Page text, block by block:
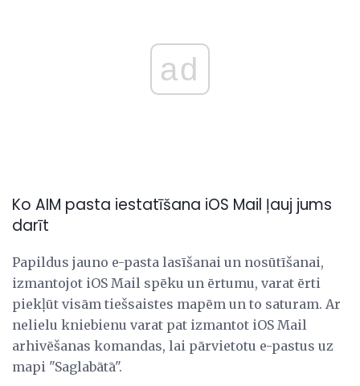
ad
Ko AIM pasta iestatīšana iOS Mail ļauj jums
darīt
Papildus jauno e-pasta lasīšanai un nosūtīšanai,
izmantojot iOS Mail spēku un ērtumu, varat ērti
piekļūt visām tiešsaistes mapēm un to saturam. Ar
nelielu kniebienu varat pat izmantot iOS Mail
arhivēšanas komandas, lai pārvietotu e-pastus uz
mapi "Saglabātā".